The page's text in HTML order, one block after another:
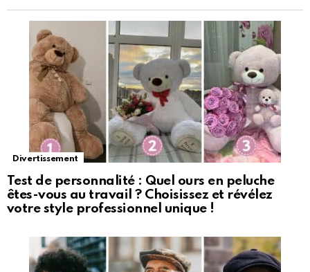
Divertissement
Test de personnalité : Quel ours en peluche
êtes-vous au travail ? Choisissez et révélez
votre style professionnel unique !